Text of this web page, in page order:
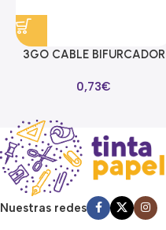
3GO CABLE BIFURCADOR
0,73€
Nuestras redes